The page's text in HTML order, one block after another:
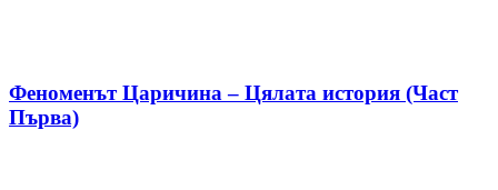
Феноменът Царичина – Цялата история (Част
Първа)